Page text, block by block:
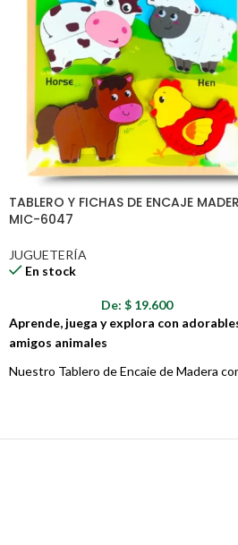
TABLERO Y FICHAS DE ENCAJE
MIC-6047
JUGUETERÍA
En stock
De: $19.600
Aprende, juega y explora con
amigos animales
Nuestro Tablero de Encaje de Madera